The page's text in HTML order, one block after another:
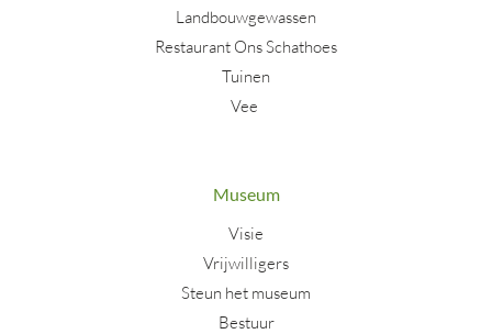
Landbouwgewassen
Restaurant Ons Schathoes
Tuinen
Vee
Museum
Visie
Vrijwilligers
Steun het museum
Bestuur